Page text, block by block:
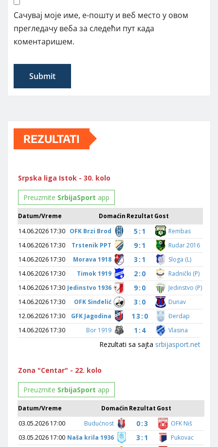
Сачувај моје име, е-пошту и веб место у овом
прегледачу веба за следећи пут када
коментаришем.
REZULTATI